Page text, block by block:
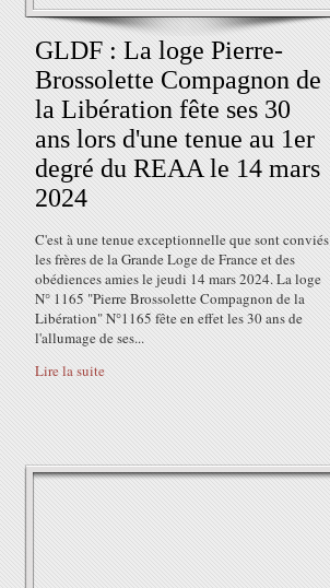
GLDF : La loge Pierre-
Brossolette Compagnon de
la Libération fête ses 30
ans lors d'une tenue au 1er
degré du REAA le 14 mars
2024
C'est à une tenue exceptionnelle que sont conviés
les frères de la Grande Loge de France et des
obédiences amies le jeudi 14 mars 2024. La loge
N° 1165 "Pierre Brossolette Compagnon de la
Libération" N°1165 fête en effet les 30 ans de
l'allumage de ses...
Lire la suite